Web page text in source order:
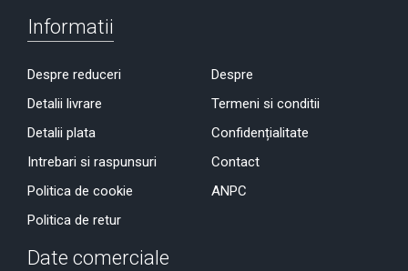
Informatii
Despre reduceri
Detalii livrare
Detalii plata
Intrebari si raspunsuri
Politica de cookie
Politica de retur
Despre
Termeni si conditii
Confidențialitate
Contact
ANPC
Date comerciale